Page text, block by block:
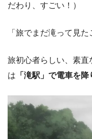
だわり、すごい！）
「旅でまだ滝って見
旅初心者らしい、素
は 「滝駅」で電車を降